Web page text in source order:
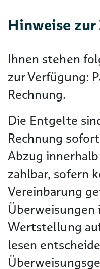
Hinweise
Ihnen stehen
zur Verfügung:
Rechnung.
Die Entgelte
Rechnung
Abzug
zahlbar, sofern
Vereinbarung
Wertstellung
lesen